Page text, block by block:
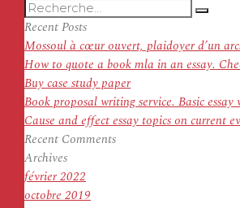
Recherche
pour
:
Recent Posts
Mossoul à cœur ouvert, plaidoyer d’un
How to quote a book mla in an essay.
Buy case study paper
Book proposal writing service. Basic essay
Cause and effect essay topics on current
Recent Comments
Archives
février 2022
octobre 2019